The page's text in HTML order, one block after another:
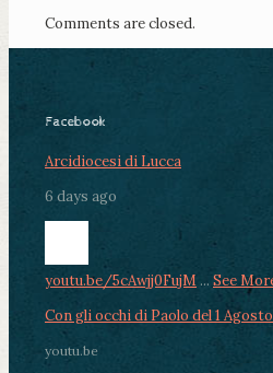
Comments are closed.
Facebook
Arcidiocesi di Lucca
6 days ago
youtu.be/5cAwjj0FujM ... See
Con gli occhi di Paolo del 1
youtu.be